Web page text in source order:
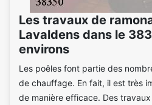
Les travaux de
Lavaldens dans le
environs
Les poêles font partie des
de chauffage. En fait, il est très
de manière efficace. Des